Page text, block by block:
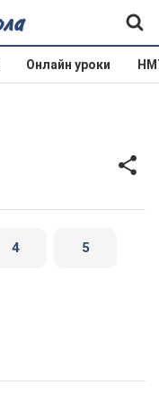
Онлайн уроки
4 5